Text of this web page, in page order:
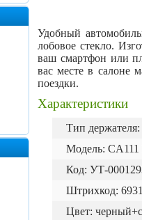
Удобный
лобовое стекло.
ваш смартфон или
вас месте в салоне
поездки.
Характеристики
Тип
Модель: CA111
Код: УТ-
Штрихкод:
Цвет: